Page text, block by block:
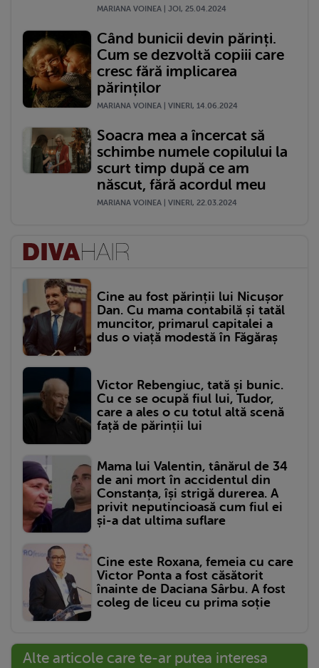
MARIANA VOINEA | JOI, 25.04.2024
Când bunicii devin părinți.
Cum se dezvoltă copiii care
cresc fără implicarea
părinților
MARIANA VOINEA | VINERI, 14.06.2024
Soacra mea a încercat să
schimbe numele copilului la
scurt timp după ce am
născut, fără acordul meu
MARIANA VOINEA | VINERI, 22.03.2024
Cine au fost părinții lui Nicușor
Dan. Cu mama contabilă și tatăl
muncitor, primarul capitalei a
dus o viață modestă în Făgăraș
Victor Rebengiuc, tată și bunic.
Cu ce se ocupă fiul lui, Tudor,
care a ales o cu totul altă scenă
față de părinții lui
Mama lui Valentin, tânărul de 34
de ani mort în accidentul din
Constanța, își strigă durerea. A
privit neputincioasă cum fiul ei
și-a dat ultima suflare
Cine este Roxana, femeia cu care
Victor Ponta a fost căsătorit
înainte de Daciana Sârbu. A fost
coleg de liceu cu prima soție
Alte articole care te-ar putea interesa